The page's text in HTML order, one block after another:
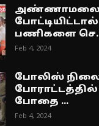
அண்ணாமலை
பணிகளை
Feb 4, 2024
போலிஸ்
போராட்டத்தில்
போதை ...
Feb 4, 2024